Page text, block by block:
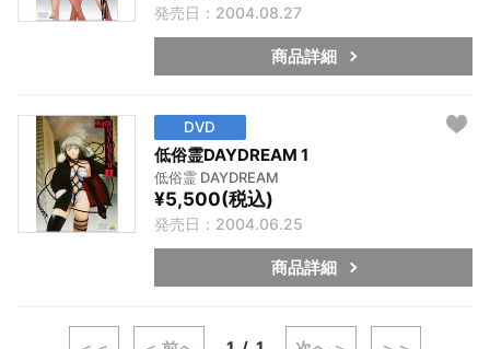
発売日：2004.08.27
商品詳細
DVD
低俗霊DAYDREAM 1
低俗霊 DAYDREAM
¥5,500(税込)
発売日：2004.06.25
商品詳細